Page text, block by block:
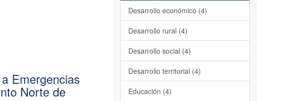
Emergencias
Norte de
Desarrollo económico (4)
Desarrollo rural (4)
Desarrollo social (4)
Desarrollo territorial (4)
Educación (4)